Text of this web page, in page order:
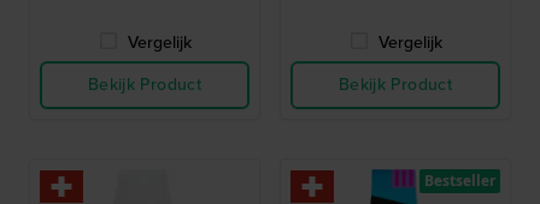
Vergelijk
Bekijk Product
Vergelijk
Bekijk Product
Bestseller